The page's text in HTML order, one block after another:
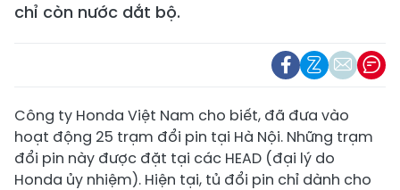
chỉ còn nước dắt bộ.
Công ty Honda Việt Nam cho biết, đã đưa vào
hoạt động 25 trạm đổi pin tại Hà Nội. Những trạm
đổi pin này được đặt tại các HEAD (đại lý do
Honda ủy nhiệm). Hiện tại, tủ đổi pin chỉ dành cho